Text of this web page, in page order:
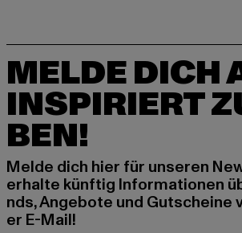
MELDE DICH
INSPIRIERT
BEN!
Melde dich hier für unseren
erhalte künftig Informationen
nds, Angebote und Gutscheine
er E-Mail!